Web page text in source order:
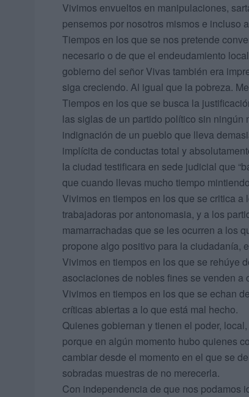
Vivimos envueltos en manipulaciones,
pensemos por nosotros mismos e incluso
Tiempos en los que se nos pretende
necesario o de que el endeudamiento
gobierno del señor Vivas también era
siga creciendo. Al igual que la pobreza.
Tiempos en los que se busca la
las siglas de un partido político sin
indignación de un pueblo que lleva
implícita de conductas total y
la ciudad testificara en sede judicial que
que cuando llevas mucho tiempo
Vivimos en tiempos en los que se critica
trabajadoras por antonomasia, y a los
mamarrachadas que se les ocurren a los
propone algo positivo para la ciudadanía,
Vivimos en tiempos en los que se rehúye
asociaciones de nobles fines se venden a
Vivimos en tiempos en los que se echan
críticas abiertas a lo que está mal hecho.
Quienes gobiernan y tienen el poder,
porque en algún momento hubo quienes
cambiar desde el momento en el que se
sobradas muestras de no merecerla.
Con independencia de que nos podamos